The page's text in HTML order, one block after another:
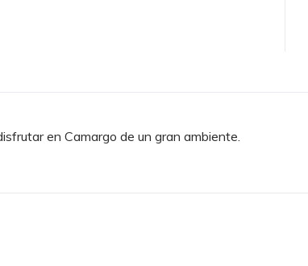
en Camargo de un gran ambiente.